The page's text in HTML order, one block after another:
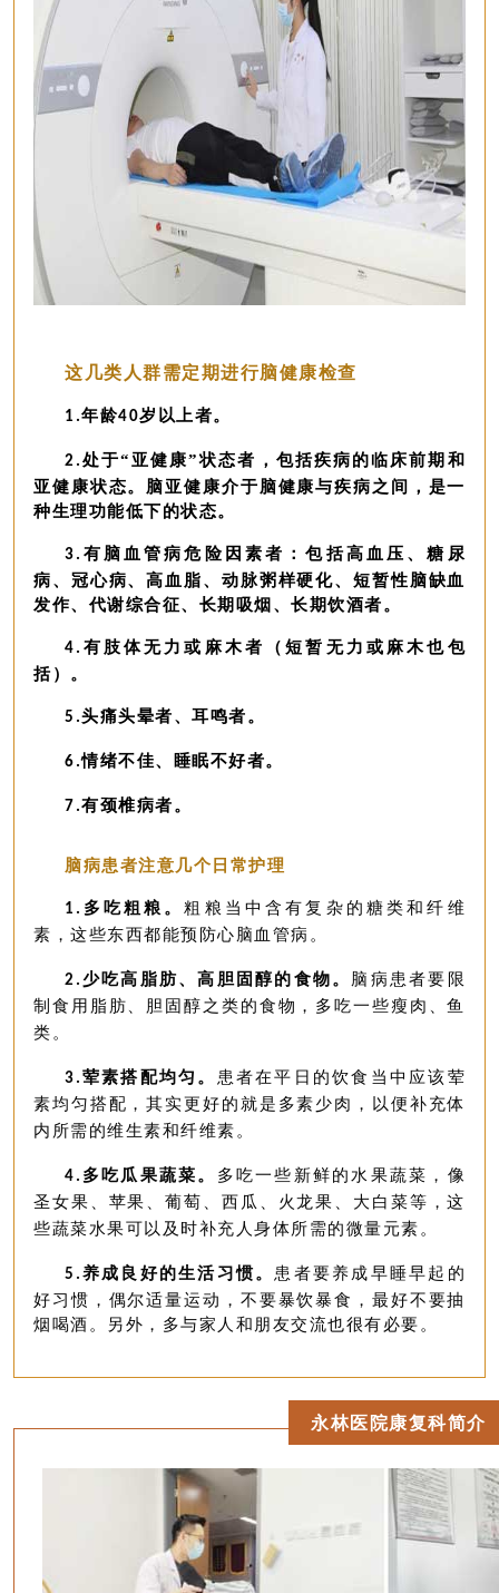
这几类人群需定期进行脑健康检查
1.年龄40岁以上者。
2. 处于“亚健康”状态者，包括疾病的临床前期和
亚健康状态。脑亚健康介于脑健康与疾病之间，是一
种生理功能低下的状态。
3. 有脑血管病危险因素者：包括高血压、糖尿
病、冠心病、高血脂、动脉粥样硬化、短暂性脑缺血
发作、代谢综合征、长期吸烟、长期饮酒者。
4. 有肢体无力或麻木者（短暂无力或麻木也包
括）。
5.头痛头晕者、耳鸣者。
6.情绪不佳、睡眠不好者。
7.有颈椎病者。
脑病患者注意几个日常护理
1. 多吃粗粮。粗粮当中含有复杂的糖类和纤维
素，这些东西都能预防心脑血管病。
2. 少吃高脂肪、高胆固醇的食物。 脑病患者要限
制食用脂肪、胆固醇之类的食物，多吃一些瘦肉、鱼
类。
3. 荤素搭配均匀。 患者在平日的饮食当中应该荤
素均匀搭配，其实更好的就是多素少肉，以便补充体
内所需的维生素和纤维素。
4. 多吃瓜果蔬菜。 多吃一些新鲜的水果蔬菜，像
圣女果、苹果、葡萄、西瓜、火龙果、大白菜等，这
些蔬菜水果可以及时补充人身体所需的微量元素。
5. 养成良好的生活习惯。 患者要养成早睡早起的
好习惯，偶尔适量运动，不要暴饮暴食，最好不要抽
烟喝酒。另外，多与家人和朋友交流也很有必要。
永林医院康复科简介